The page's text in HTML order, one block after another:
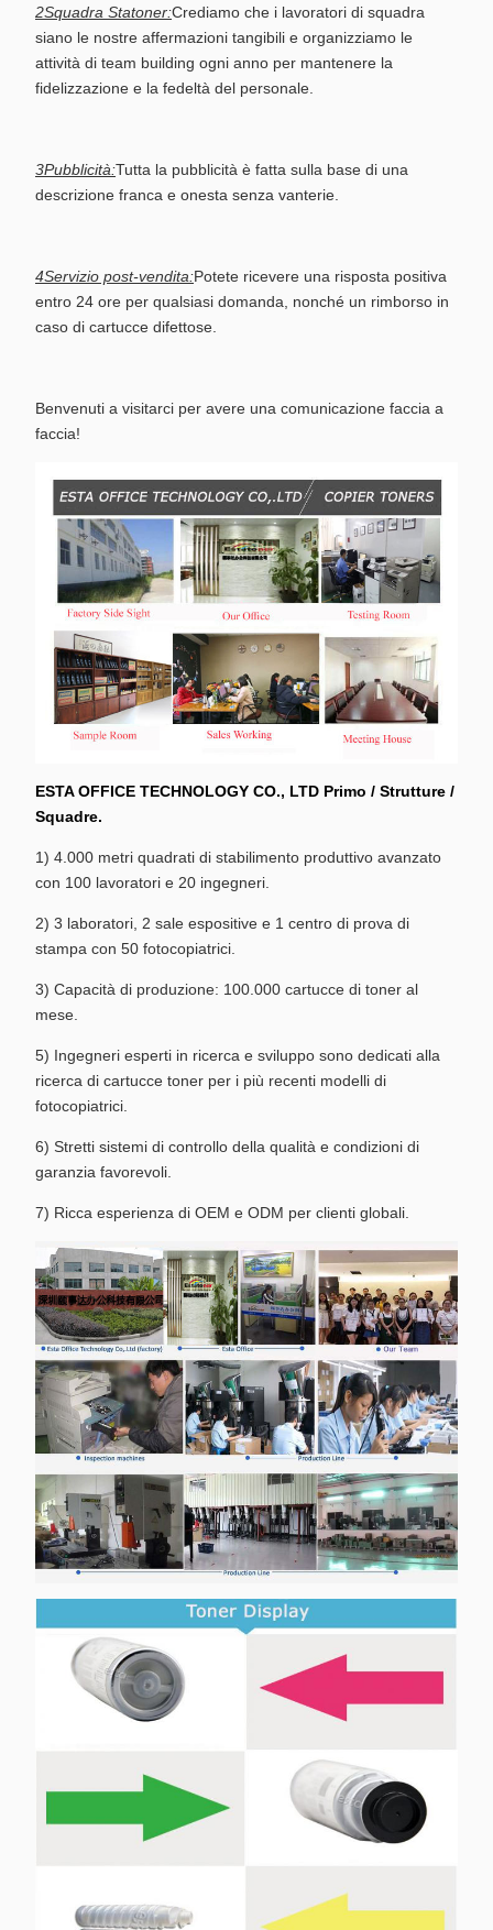
2Squadra Statoner:Crediamo che i lavoratori di squadra
siano le nostre affermazioni tangibili e organizziamo le
attività di team building ogni anno per mantenere la
fidelizzazione e la fedeltà del personale.
3Pubblicità:Tutta la pubblicità è fatta sulla base di una
descrizione franca e onesta senza vanterie.
4Servizio post-vendita:Potete ricevere una risposta positiva
entro 24 ore per qualsiasi domanda, nonché un rimborso in
caso di cartucce difettose.
Benvenuti a visitarci per avere una comunicazione faccia a
faccia!
ESTA OFFICE TECHNOLOGY CO., LTD Primo / Strutture /
Squadre.
1) 4.000 metri quadrati di stabilimento produttivo avanzato
con 100 lavoratori e 20 ingegneri.
2) 3 laboratori, 2 sale espositive e 1 centro di prova di
stampa con 50 fotocopiatrici.
3) Capacità di produzione: 100.000 cartucce di toner al
mese.
5) Ingegneri esperti in ricerca e sviluppo sono dedicati alla
ricerca di cartucce toner per i più recenti modelli di
fotocopiatrici.
6) Stretti sistemi di controllo della qualità e condizioni di
garanzia favorevoli.
7) Ricca esperienza di OEM e ODM per clienti globali.